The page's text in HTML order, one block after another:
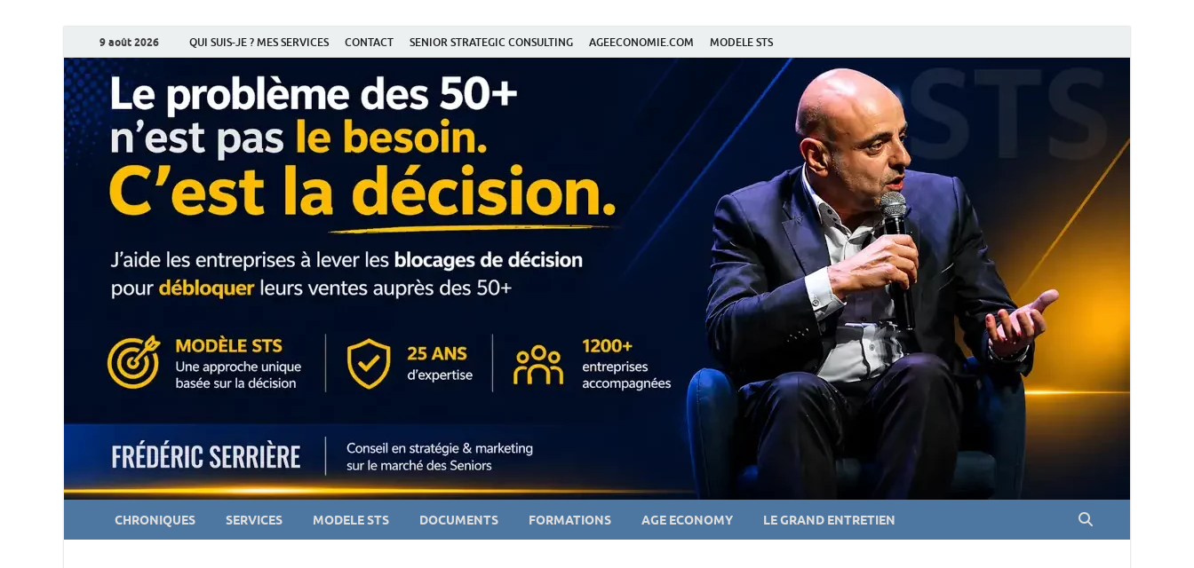
9 août 2026 QUI SUIS-JE ? MES SERVICES CONTACT SENIOR STRATEGIC CONSULTING AGEECONOMIE.COM MODELE STS
CHRONIQUES SERVICES MODELE STS DOCUMENTS FORMATIONS AGE ECONOMY LE GRAND ENTRETIEN